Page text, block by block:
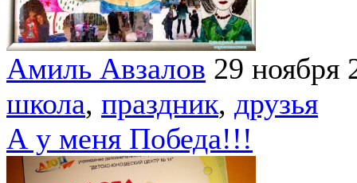
Амиль Авзалов 29 ноября
школа, праздник, друзья
А у меня Победа!!!